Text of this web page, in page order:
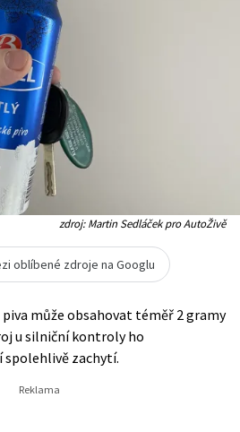
zdroj: Martin Sedláček pro AutoŽivě
oblíbené zdroje na Googlu
může obsahovat téměř 2 gramy
u silniční kontroly ho
zachytí.